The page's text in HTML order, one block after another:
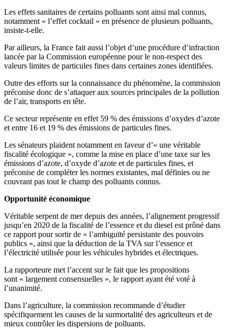
Les effets sanitaires de certains polluants sont ainsi mal connus,
notamment « l’effet cocktail » en présence de plusieurs polluants,
insiste-t-elle.
Par ailleurs, la France fait aussi l’objet d’une procédure d’infraction
lancée par la Commission européenne pour le non-respect des
valeurs limites de particules fines dans certaines zones identifiées.
Outre des efforts sur la connaissance du phénomène, la commission
préconise donc de s’attaquer aux sources principales de la pollution
de l’air, transports en tête.
Ce secteur représente en effet 59 % des émissions d’oxydes d’azote
et entre 16 et 19 % des émissions de particules fines.
Les sénateurs plaident notamment en faveur d’« une véritable
fiscalité écologique », comme la mise en place d’une taxe sur les
émissions d’azote, d’oxyde d’azote et de particules fines, et
préconise de compléter les normes existantes, mal définies ou ne
couvrant pas tout le champ des polluants connus.
Opportunité économique
Véritable serpent de mer depuis des années, l’alignement progressif
jusqu’en 2020 de la fiscalité de l’essence et du diesel est prôné dans
ce rapport pour sortir de « l’ambiguïté persistante des pouvoirs
publics », ainsi que la déduction de la TVA sur l’essence et
l’électricité utilisée pour les véhicules hybrides et électriques.
La rapporteure met l’accent sur le fait que les propositions
sont « largement consensuelles », le rapport ayant été voté à
l’unanimité.
Dans l’agriculture, la commission recommande d’étudier
spécifiquement les causes de la surmortalité des agriculteurs et de
mieux contrôler les dispersions de polluants.